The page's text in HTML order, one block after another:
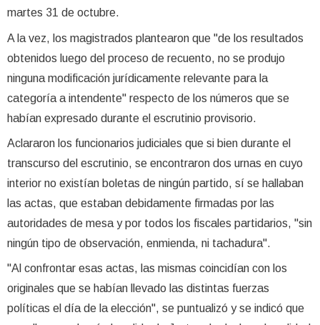
martes 31 de octubre.
A la vez, los magistrados plantearon que "de los resultados
obtenidos luego del proceso de recuento, no se produjo
ninguna modificación jurídicamente relevante para la
categoría a intendente" respecto de los números que se
habían expresado durante el escrutinio provisorio.
Aclararon los funcionarios judiciales que si bien durante el
transcurso del escrutinio, se encontraron dos urnas en cuyo
interior no existían boletas de ningún partido, sí se hallaban
las actas, que estaban debidamente firmadas por las
autoridades de mesa y por todos los fiscales partidarios, "sin
ningún tipo de observación, enmienda, ni tachadura".
"Al confrontar esas actas, las mismas coincidían con los
originales que se habían llevado las distintas fuerzas
políticas el día de la elección", se puntualizó y se indicó que